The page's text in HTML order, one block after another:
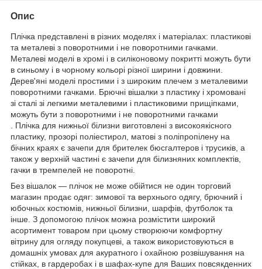
Опис
Плічка представлені в різних моделях і матеріалах: пластикові
та металеві з поворотними і не поворотними гачками.
Металеві моделі в хромі і в силіконовому покритті можуть бути
в синьому і в чорному кольорі різної ширини і довжини.
Дерев'яні моделі простими і з широким плечем з металевими
поворотними гачками. Брючні вішалки з пластику і хромовані
зі сталі зі легкими металевими і пластиковими прищіпками,
можуть бути з поворотними і не поворотними гачками
. Плічка для нижньої білизни виготовлені з високоякісного
пластику, прозорі поліестирол, матові з поліпропілену на
бічних краях є зачепи для брителек бюсгалтеров і трусиків, а
також у верхній частині є зачепи для білизняних комплектів,
гачки в тремпелей не поворотні.
Без вішалок ― плічок не може обійтися не один торговий
магазин продає одяг: зимової та верхнього одягу, брючний і
юбочных костюмів, нижньої білизни, шарфів, футболок та
інше. З допомогою плічок можна розмістити широкий
асортимент товаром при цьому створюючи комфортну
вітрину для огляду покупцеві, а також використовуються в
домашніх умовах для акуратного і охайною розвішування на
стійках, в гардеробах і в шафах-купе для Ваших повсякденних